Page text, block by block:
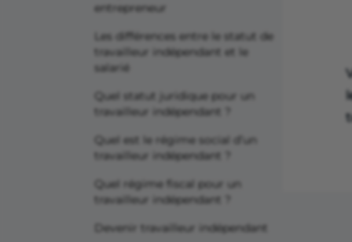
entrepreneur
Les différences entre le statut de
travailleur indépendant et le
salarié
Quel statut juridique pour un
travailleur indépendant ?
Quel est le régime social d’un
travailleur indépendant ?
Quel régime fiscal pour un
travailleur indépendant ?
Devenir travailleur indépendant